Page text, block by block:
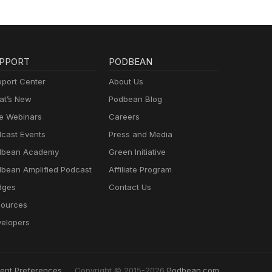
Center
New
Webinars
Events
Academy
Amplified Podcast
PODBEAN
About Us
Podbean Blog
Careers
Press and Media
Green Initiative
Affiliate Program
Contact Us
Preferences Copyright © 2015-2026 Podbean.com